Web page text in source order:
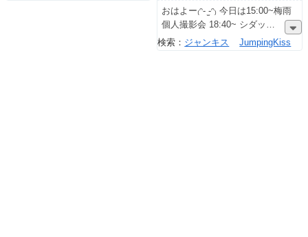
おはよー₍ᵔ- ̫-ᵔ₎ 今日は15:00~梅雨
個人撮影会 18:40~ シダッ
検索： ジャンキス JumpingKiss